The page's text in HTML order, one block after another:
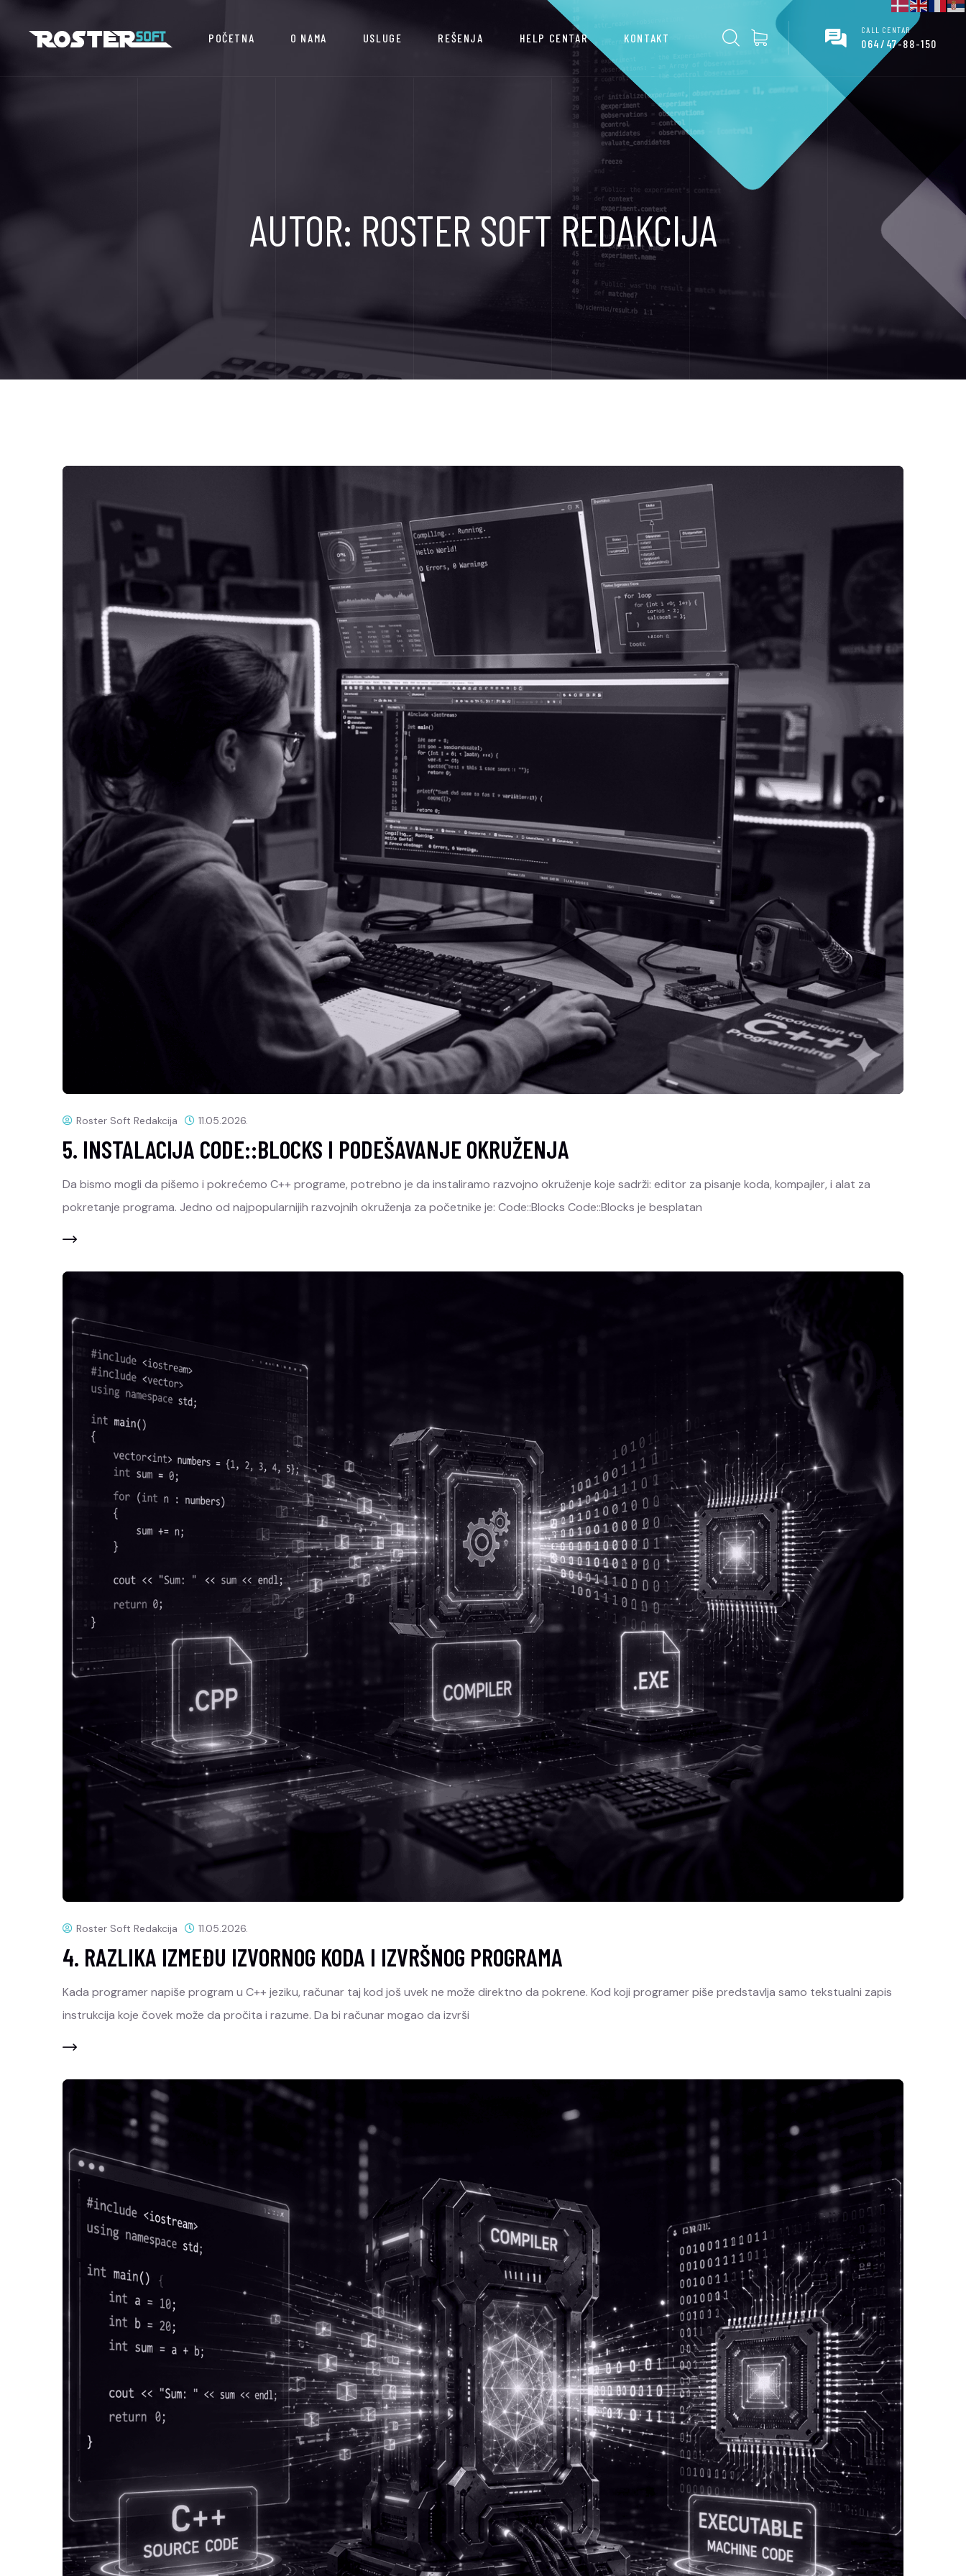
POČETNA O NAMA USLUGE REŠENJA HELP CENTAR KONTAKT
CALL CENTAR
064/47-88-150
AUTOR: ROSTER SOFT REDAKCIJA
Roster Soft Redakcija 11.05.2026.
5. INSTALACIJA CODE::BLOCKS I PODEŠAVANJE OKRUŽENJA
Da bismo mogli da pišemo i pokrećemo C++ programe, potrebno je da instaliramo razvojno okruženje koje sadrži: editor za pisanje koda, kompajler, i alat za
pokretanje programa. Jedno od najpopularnijih razvojnih okruženja za početnike je: Code::Blocks Code::Blocks je besplatan
Roster Soft Redakcija 11.05.2026.
4. RAZLIKA IZMEĐU IZVORNOG KODA I IZVRŠNOG PROGRAMA
Kada programer napiše program u C++ jeziku, računar taj kod još uvek ne može direktno da pokrene. Kod koji programer piše predstavlja samo tekstualni zapis
instrukcija koje čovek može da pročita i razume. Da bi računar mogao da izvrši